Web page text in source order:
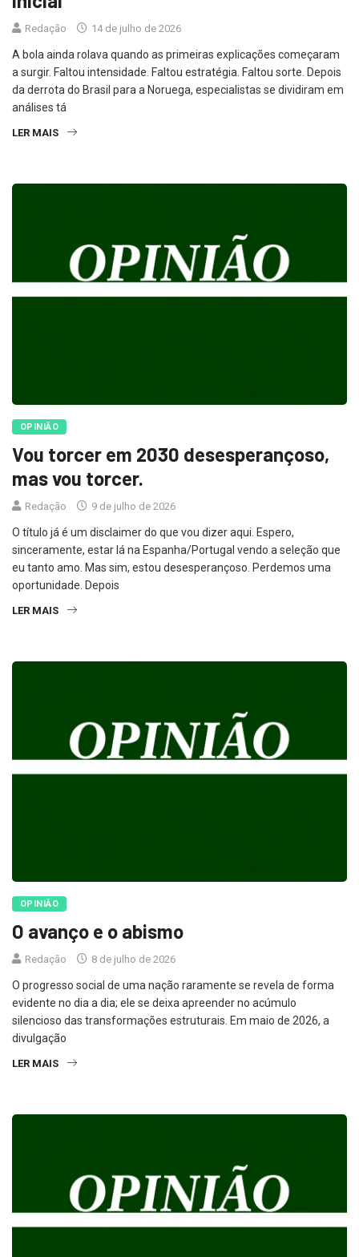
Redação
A bola ainda rolava quando as primeiras explicações começaram
a surgir. Faltou intensidade. Faltou estratégia. Faltou sorte. Depois
da derrota do Brasil para a Noruega, especialistas se dividiram em
análises tá
LER MAIS
OPINIÃO
Vou torcer em 2030 desesperançoso,
mas vou torcer.
Redação 9 de julho de 2026
O título já é um disclaimer do que vou dizer aqui. Espero,
sinceramente, estar lá na Espanha/Portugal vendo a seleção que
eu tanto amo. Mas sim, estou desesperançoso. Perdemos uma
oportunidade. Depois
LER MAIS
OPINIÃO
O avanço e o abismo
Redação 8 de julho de 2026
O progresso social de uma nação raramente se revela de forma
evidente no dia a dia; ele se deixa apreender no acúmulo
silencioso das transformações estruturais. Em maio de 2026, a
divulgação
LER MAIS